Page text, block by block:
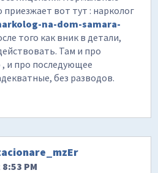
вот тут : нарколог
na-dom-samara-
того как вник в детали,
Там и про
и про последующее
без разводов.
PM